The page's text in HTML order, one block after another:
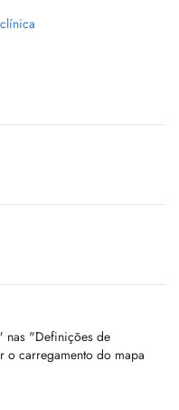
nas "Definições de
carregamento do mapa